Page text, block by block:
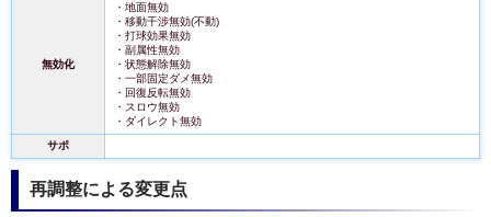
無効化
・地面無効
・移動干渉無効(不動)
・打球効果無効
・副属性無効
・状態解除無効
・一部固定ダメ無効
・回復反転無効
・スロウ無効
・ダイレクト無効
サポ
再調整による変更点